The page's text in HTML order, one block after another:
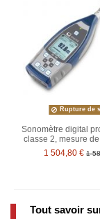
Rupture de
Sonomètre digital
classe 2, mesure
1 504,80 € 1
Tout savoir